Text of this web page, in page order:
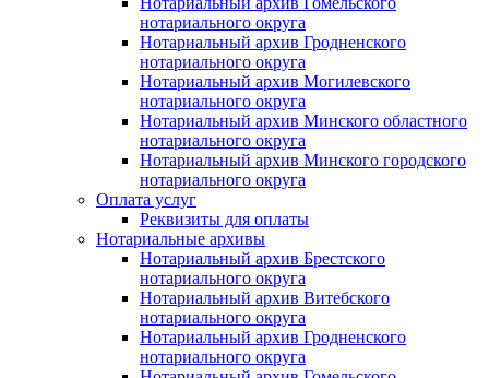
нотариального округа
Нотариальный архив Гродненского
нотариального округа
Нотариальный архив Могилевского
нотариального округа
Нотариальный архив Минского областного
нотариального округа
Нотариальный архив Минского городского
нотариального округа
Оплата услуг
Реквизиты для оплаты
Нотариальные архивы
Нотариальный архив Брестского
нотариального округа
Нотариальный архив Витебского
нотариального округа
Нотариальный архив Гродненского
нотариального округа